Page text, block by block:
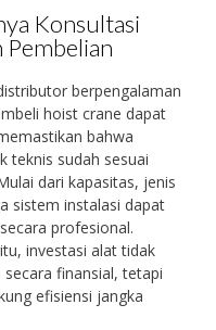
Konsultasi
Pembelian
berpengalaman
hoist crane dapat
bahwa
teknis sudah sesuai
dari kapasitas, jenis
sistem instalasi dapat
profesional.
investasi alat tidak
finansial, tetapi
efisiensi jangka